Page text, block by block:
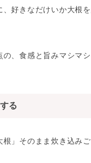
好きなだけいか大根
、食感と旨みマシマ
る
根」そのまま炊き込み